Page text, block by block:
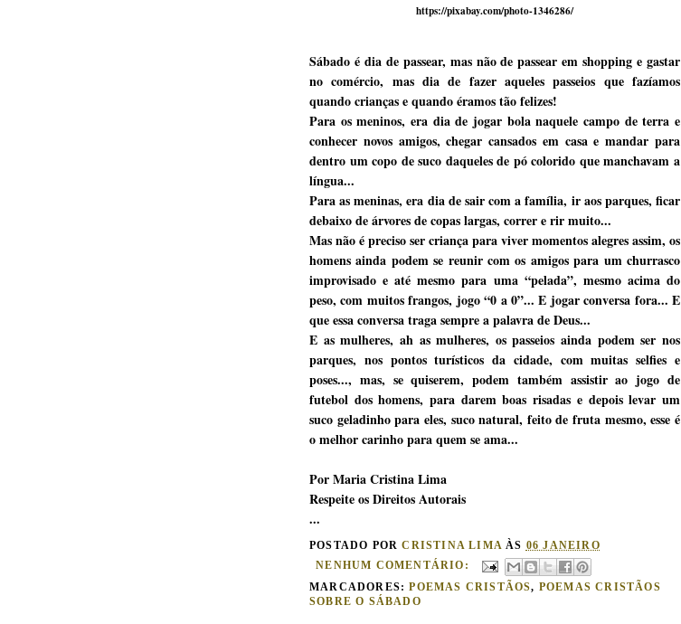
https://pixabay.com/photo-1346286/
Sábado é dia de passear, mas não de passear em shopping e gastar
no comércio, mas dia de fazer aqueles passeios que fazíamos
quando crianças e quando éramos tão felizes!
Para os meninos, era dia de jogar bola naquele campo de terra e
conhecer novos amigos, chegar cansados em casa e mandar para
dentro um copo de suco daqueles de pó colorido que manchavam a
língua...
Para as meninas, era dia de sair com a família, ir aos parques, ficar
debaixo de árvores de copas largas, correr e rir muito...
Mas não é preciso ser criança para viver momentos alegres assim, os
homens ainda podem se reunir com os amigos para um churrasco
improvisado e até mesmo para uma “pelada”, mesmo acima do
peso, com muitos frangos, jogo “0 a 0”... E jogar conversa fora... E
que essa conversa traga sempre a palavra de Deus...
E as mulheres, ah as mulheres, os passeios ainda podem ser nos
parques, nos pontos turísticos da cidade, com muitas selfies e
poses..., mas, se quiserem, podem também assistir ao jogo de
futebol dos homens, para darem boas risadas e depois levar um
suco geladinho para eles, suco natural, feito de fruta mesmo, esse é
o melhor carinho para quem se ama...
Por Maria Cristina Lima
Respeite os Direitos Autorais
...
POSTADO PORCRISTINA LIMA ÀS 06 JANEIRO
NENHUM COMENTÁRIO:
MARCADORES:POEMAS CRISTÃOS, POEMAS CRISTÃOS
SOBRE O SÁBADO